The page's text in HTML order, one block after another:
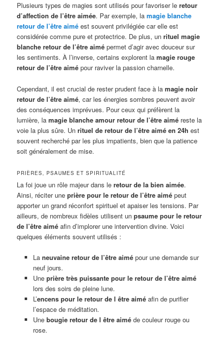
Plusieurs types de magies sont utilisés pour favoriser leretour
d’affection de l’être aimée. Par exemple, lamagie blanche
retour de l’être aimé est souvent privilégiée car elle est
considérée comme pure et protectrice. De plus, unrituel magie
blanche retour de l’être aimé permet d’agir avec douceur sur
les sentiments. À l’inverse, certains explorent lamagie rouge
retour de l’être aimé pour raviver la passion charnelle.
Cependant, il est crucial de rester prudent face à lamagie noir
retour de l’être aimé, car les énergies sombres peuvent avoir
des conséquences imprévues. Pour ceux qui préfèrent la
lumière, lamagie blanche amour retour de l’être aimé reste la
voie la plus sûre. Unrituel de retour de l’être aimé en 24h est
souvent recherché par les plus impatients, bien que la patience
soit généralement de mise.
PRIÈRES, PSAUMES ET SPIRITUALITÉ
La foi joue un rôle majeur dans leretour de la bien aimée.
Ainsi, réciter uneprière pour le retour de l’être aimé peut
apporter un grand réconfort spirituel et apaiser les tensions. Par
ailleurs, de nombreux fidèles utilisent unpsaume pour le retour
de l’être aimé afin d’implorer une intervention divine. Voici
quelques éléments souvent utilisés :
La neuvaine retour de l’être aimépour une demande sur
neuf jours.
Une prière très puissante pour le retour de l’être aimé
lors des soirs de pleine lune.
L’encens pour le retour de l être aiméafin de purifier
l’espace de méditation.
Une bougie retour de l être aiméde couleur rouge ou
rose.